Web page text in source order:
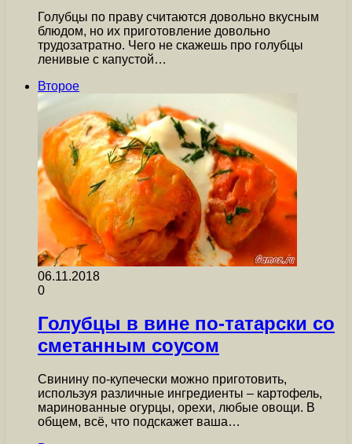
Голубцы по праву считаются довольно вкусным
блюдом, но их приготовление довольно
трудозатратно. Чего не скажешь про голубцы
ленивые с капустой…
Второе
06.11.2018
0
Голубцы в вине по-татарски со
сметанным соусом
Свинину по-купечески можно приготовить,
используя различные ингредиенты – картофель,
маринованные огурцы, орехи, любые овощи. В
общем, всё, что подскажет ваша…